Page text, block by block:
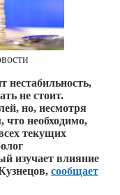
нестабильность,
не стоит.
но, несмотря
что необходимо,
текущих
изучает влияние
сообщает